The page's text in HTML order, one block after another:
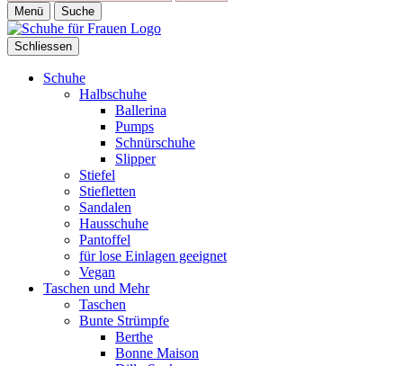
Menü Suche
Schliessen
Schuhe
Halbschuhe
Ballerina
Pumps
Schnürschuhe
Slipper
Stiefel
Stiefletten
Sandalen
Hausschuhe
Pantoffel
für lose Einlagen geeignet
Vegan
Taschen und Mehr
Taschen
Bunte Strümpfe
Berthe
Bonne Maison